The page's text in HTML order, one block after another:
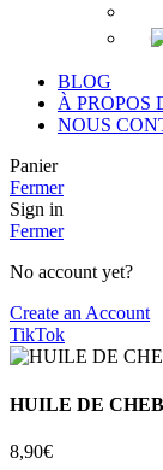
BLOG
À PROPOS
NOUS
Panier
Fermer
Sign in
Fermer
No account yet?
Create an Account
TikTok
HUILE DE
8,90€